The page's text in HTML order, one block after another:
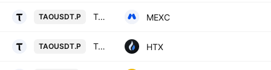
TAOUSDT.P TAO / Tether PERPETUAL FUTURES MEXC
TAOUSDT.P TAO Perpetual LinearSwap Contract HTX